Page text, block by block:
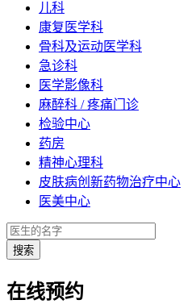
儿科
康复医学科
骨科及运动医学科
急诊科
医学影像科
麻醉科 / 疼痛门诊
检验中心
药房
精神心理科
皮肤病创新药物治疗中心
医美中心
在线预约